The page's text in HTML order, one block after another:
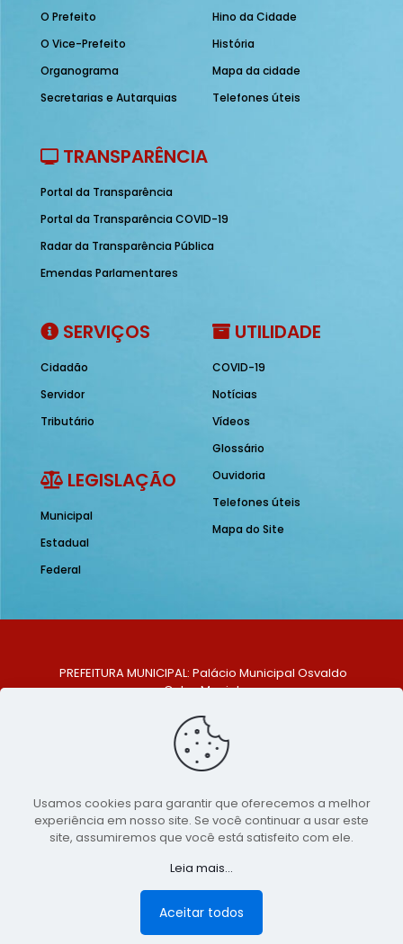
O Prefeito
O Vice-Prefeito
Organograma
Secretarias e Autarquias
Hino da Cidade
História
Mapa da cidade
Telefones úteis
TRANSPARÊNCIA
Portal da Transparência
Portal da Transparência COVID-19
Radar da Transparência Pública
Emendas Parlamentares
SERVIÇOS
Cidadão
Servidor
Tributário
LEGISLAÇÃO
Municipal
Estadual
Federal
UTILIDADE
COVID-19
Notícias
Vídeos
Glossário
Ouvidoria
Telefones úteis
Mapa do Site
PREFEITURA MUNICIPAL: Palácio Municipal Osvaldo
Celso Maciel
Centro, São Bento do Una - PE. CEP: 553370-128
TELEFONE: (81) 99548-1569
E-MAIL: ouvidoria@saobentodouna.pe.gov.br
Copyright 2021-2026 - Assessoria de Comunicação da
Prefeitura de São Bento do Una - PE
publicidadeLumusWeb - Agência Digital
Usamos cookies para garantir que oferecemos a melhor
experiência em nosso site. Se você continuar a usar este
site, assumiremos que você está satisfeito com ele.
Leia mais...
Aceitar todos